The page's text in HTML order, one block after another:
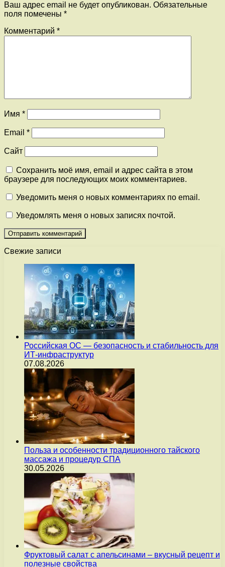
Ваш адрес email не будет опубликован. Обязательные
поля помечены *
Комментарий *
Имя *
Email *
Сайт
Сохранить моё имя, email и адрес сайта в этом
браузере для последующих моих комментариев.
Уведомить меня о новых комментариях по email.
Уведомлять меня о новых записях почтой.
Свежие записи
Российская ОС — безопасность и стабильность для
ИТ-инфраструктур
07.08.2026
Польза и особенности традиционного тайского
массажа и процедур СПА
30.05.2026
Фруктовый салат с апельсинами – вкусный рецепт и
полезные свойства